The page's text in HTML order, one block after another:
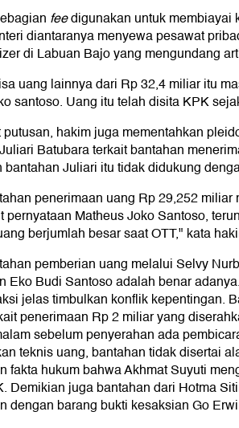
feedigunakan untuk membiayai
diantaranya menyewa pesawat
di Labuan Bajo yang mengundang
uang lainnya dari Rp 32,4 miliar itu
santoso. Uang itu telah disita KPK
hakim juga mementahkan
Batubara terkait bantahan
bantahan Juliari itu tidak didukung
penerimaan uang Rp 29,252 miliar
pernyataan Matheus Joko Santoso,
berjumlah besar saat OTT," kata
pemberian uang melalui Selvy
Eko Budi Santoso adalah benar
jelas timbulkan konflik kepentingan.
penerimaan Rp 2 miliar yang
sebelum penyerahan ada
teknis uang, bantahan tidak disertai
fakta hukum bahwa Akhmat Suyuti
Demikian juga bantahan dari Hotma
dengan barang bukti kesaksian Go